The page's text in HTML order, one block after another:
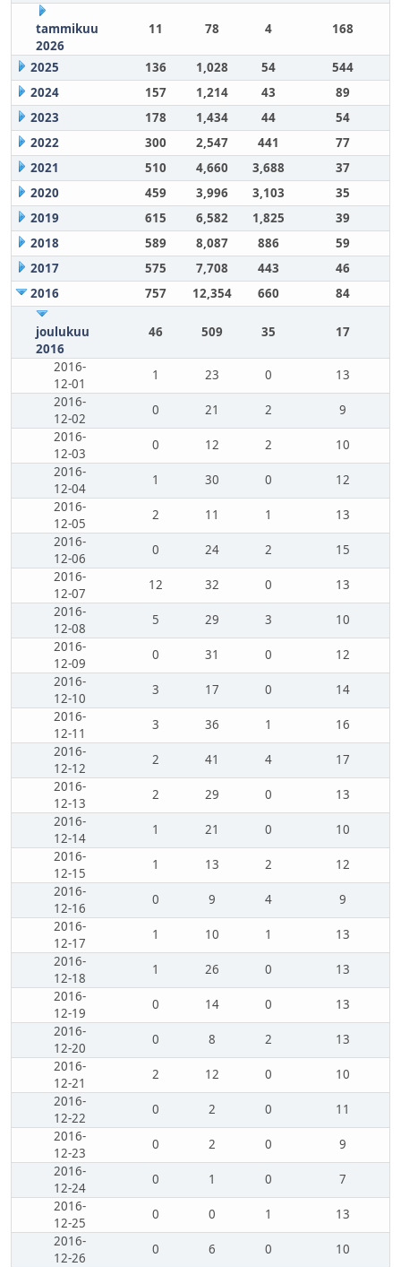
tammikuu
2026
11 78 4 168
2025 136 1,028 54
544
2024
157 1,214 43
89
2023
178 1,434 44
54
2022
300 2,547 441
77
2021
510 4,660 3,688
37
2020
459 3,996 3,103
35
2019
615 6,582 1,825
39
2018
589 8,087 886
59
2017
575 7,708 443
46
2016
757 12,354 660 84
joulukuu
2016
46 509 35 17
2016-
12-01
1 23 0
13
2016-
12-02
0 21 2
9
2016-
12-03
0 12 2
10
2016-
12-04
1 30 0
12
2016-
12-05
2 11 1
13
2016-
12-06
0 24 2
15
2016-
12-07
12 32 0
13
2016-
12-08
5 29 3
10
2016-
12-09
0 31 0
12
2016-
12-10
3 17 0
14
2016-
12-11
3 36 1
16
2016-
12-12
2 41 4
17
2016-
12-13
2 29 0
13
2016-
12-14
1 21 0
10
2016-
12-15
1 13 2
12
2016-
12-16
0 9 4
9
2016-
12-17
1 10 1
13
2016-
12-18
1 26 0
13
2016-
12-19
0 14 0
13
2016-
12-20
0 8 2
13
2016-
12-21
2 12 0
10
2016-
12-22
0 2 0
11
2016-
12-23
0 2 0
9
2016-
12-24
0 1 0
7
2016-
12-25
0 0 1
13
2016-
12-26
0 6 0
10